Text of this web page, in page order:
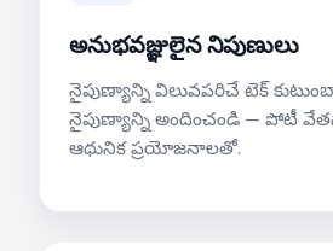
అనుభవజ్ఞులైన నిపుణులు
నైపుణ్యాన్ని విలువపరిచే టెక్
నైపుణ్యాన్ని అందించండి — పోటీ
ఆధునిక ప్రయోజనాలతో.